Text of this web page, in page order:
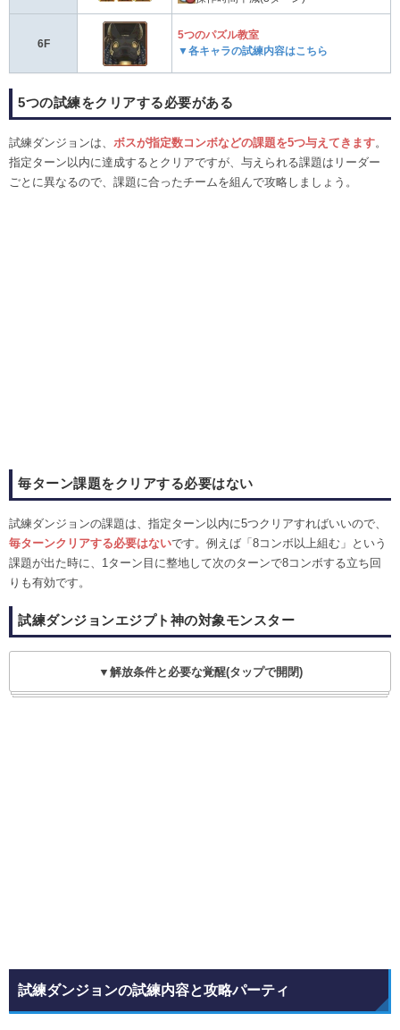
6F
5つのパズル教室
▼各キャラの試練内容はこちら
5つの試練をクリアする必要がある
試練ダンジョンは、 ボスが指定数コンボなどの課題を5つ与えてきます。
指定ターン以内に達成するとクリアですが、与えられる課題はリーダー
ごとに異なるので、課題に合ったチームを組んで攻略しましょう。
毎ターン課題をクリアする必要はない
試練ダンジョンの課題は、指定ターン以内に5つクリアすればいいので、
毎ターンクリアする必要はないです。例えば「8コンボ以上組む」という
課題が出た時に、1ターン目に整地して次のターンで8コンボする立ち回
りも有効です。
試練ダンジョンエジプト神の対象モンスター
▼解放条件と必要な覚醒(タップで開閉)
試練ダンジョンの試練内容と攻略パーティ